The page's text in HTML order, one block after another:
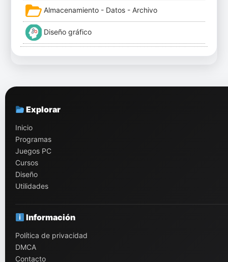
Almacenamiento - Datos - Archivo
Diseño gráfico
Explorar
Inicio
Programas
Juegos PC
Cursos
Diseño
Utilidades
Información
Política de privacidad
DMCA
Contacto